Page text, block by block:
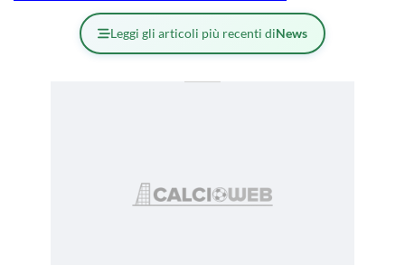
Leggi gli articoli più recenti diNews